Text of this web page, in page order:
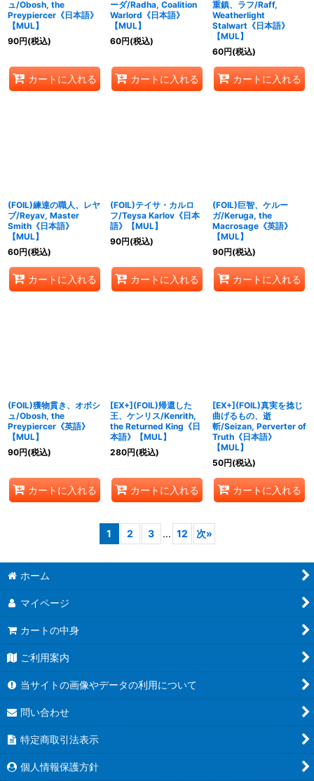
ュ/Obosh, the
Preypiercer《日本語》
【MUL】
90円(税込)
カートに入れる
ーダ/Radha, Coalition
Warlord《日本語》
【MUL】
60円(税込)
カートに入れる
重鎮、ラフ/Raff,
Weatherlight
Stalwart《日本語》
【MUL】
60円(税込)
カートに入れる
(FOIL)練達の職人、レヤ
ブ/Reyav, Master
Smith《日本語》
【MUL】
60円(税込)
カートに入れる
(FOIL)テイサ・カルロ
フ/Teysa Karlov《日本
語》【MUL】
90円(税込)
カートに入れる
(FOIL)巨智、ケルー
ガ/Keruga, the
Macrosage《英語》
【MUL】
90円(税込)
カートに入れる
(FOIL)獲物貫き、オボシ
ュ/Obosh, the
Preypiercer《英語》
【MUL】
90円(税込)
カートに入れる
[EX+](FOIL)帰還した
王、ケンリス/Kenrith,
the Returned King《日
本語》【MUL】
280円(税込)
カートに入れる
[EX+](FOIL)真実を捻じ
曲げるもの、逝
斬/Seizan, Perverter of
Truth《日本語》
【MUL】
50円(税込)
カートに入れる
1 2 3 ... 12 次»
ホーム
マイページ
カートの中身
ご利用案内
当サイトの画像やデータの利用について
問い合わせ
特定商取引法表示
個人情報保護方針